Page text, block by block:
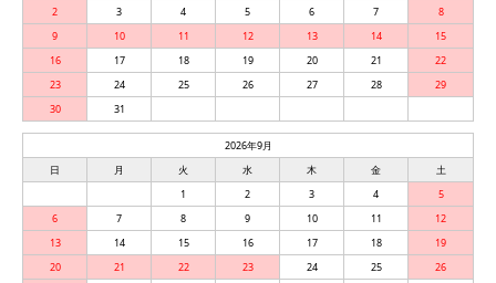
2
3 4 5 6 7
8
9
10 11 12 13 14
15
16
17 18 19 20 21
22
23
24 25 26 27 28
29
30
31
2026年9月
日
月 火 水 木 金
土
1
2 3 4
5
6
7 8 9 10 11
12
13
14 15 16 17 18
19
20
21 22 23 24 25
26